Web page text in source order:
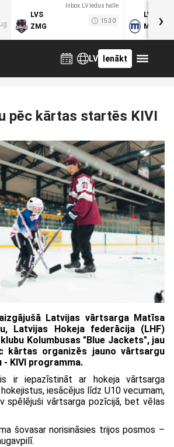
Inbox.LV ledus halle
LVS
ZMG
15:30
LVB
MOG›
LV Ienākt
pēc kārtas startēs KIVI
Latvijas vārtsarga Matīsa
Latvijas Hokeja federācija (LHF)
Kolumbusas "Blue Jackets", jau
kārtas organizēs jauno vārtsargu
KIVI programma.
ir iepazīstināt ar hokeja vārtsarga
iesācējus līdz U10 vecumam,
spēlējuši vārtsarga pozīcijā, bet vēlas
šovasar norisināsies trijos posmos –